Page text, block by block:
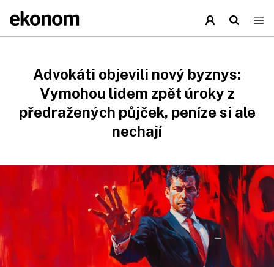
Advokáti objevili nový byznys:
Vymohou lidem zpět úroky z
předražených půjček, peníze si ale
nechají